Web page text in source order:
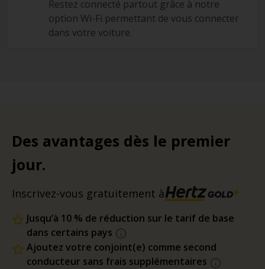
Restez connecté partout grâce à notre
option Wi-Fi permettant de vous connecter
dans votre voiture.
Des avantages dès le premier
jour.
Inscrivez-vous gratuitement à
Jusqu’à 10 % de réduction sur le tarif de base
dans certains pays
Ajoutez votre conjoint(e) comme second
conducteur sans frais supplémentaires